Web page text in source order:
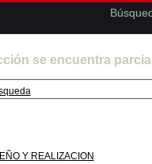
se encuentra
Y REALIZACION